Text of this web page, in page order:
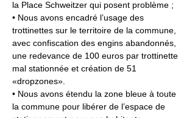
la Place Schweitzer qui posent problème ;
• Nous avons encadré l’usage des
trottinettes sur le territoire de la commune,
avec confiscation des engins abandonnés,
une redevance de 100 euros par trottinette
mal stationnée et création de 51
«dropzones».
• Nous avons étendu la zone bleue à toute
la commune pour libérer de l’espace de